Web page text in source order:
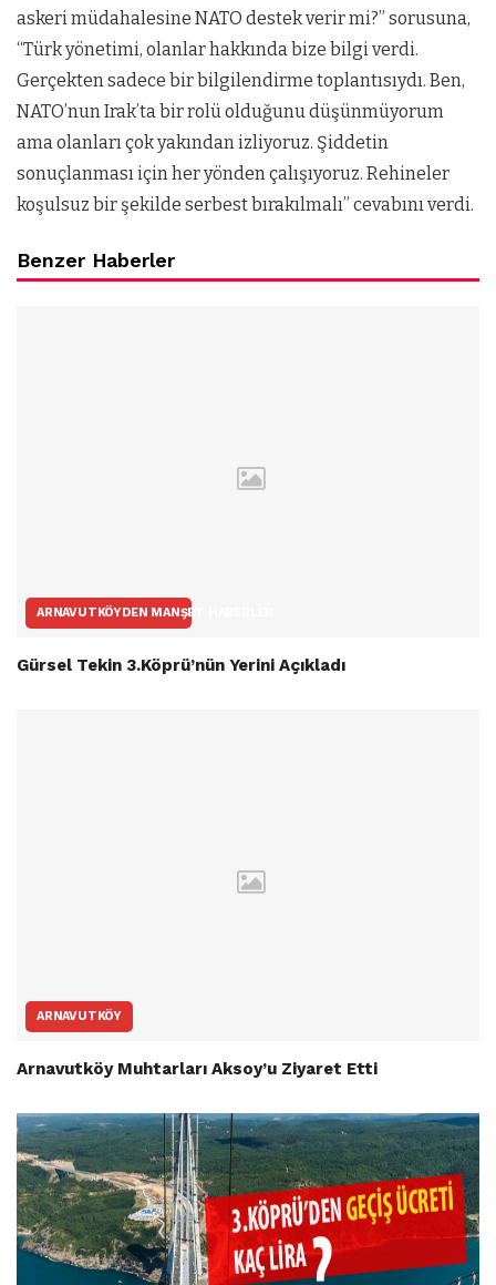
askeri müdahalesine NATO destek verir mi?” sorusuna,
“Türk yönetimi, olanlar hakkında bize bilgi verdi.
Gerçekten sadece bir bilgilendirme toplantısıydı. Ben,
NATO’nun Irak’ta bir rolü olduğunu düşünmüyorum
ama olanları çok yakından izliyoruz. Şiddetin
sonuçlanması için her yönden çalışıyoruz. Rehineler
koşulsuz bir şekilde serbest bırakılmalı” cevabını verdi.
Benzer Haberler
ARNAVUTKÖYDEN MANŞET HABERLER
Gürsel Tekin 3.Köprü’nün Yerini Açıkladı
ARNAVUTKÖY
Arnavutköy Muhtarları Aksoy’u Ziyaret Etti